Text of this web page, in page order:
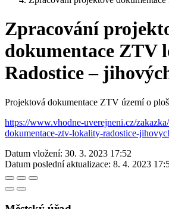
Zpracování
dokumentace ZTV
Radostice –
Projektová dokumentace ZTV území o
https://www.vhodne-uverejneni.cz/
dokumentace-ztv-lokality-radostice-
Datum vložení: 30. 3. 2023 17:52
Datum poslední aktualizace: 8. 4. 2023